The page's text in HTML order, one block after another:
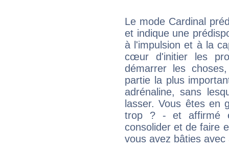
Le mode Cardinal
et indique une
à l'impulsion et à la
cœur d'initier les
démarrer les
partie la plus
adrénaline, sans
lasser. Vous êtes en
trop ? - et affirmé
consolider et de faire
vous avez bâties avec